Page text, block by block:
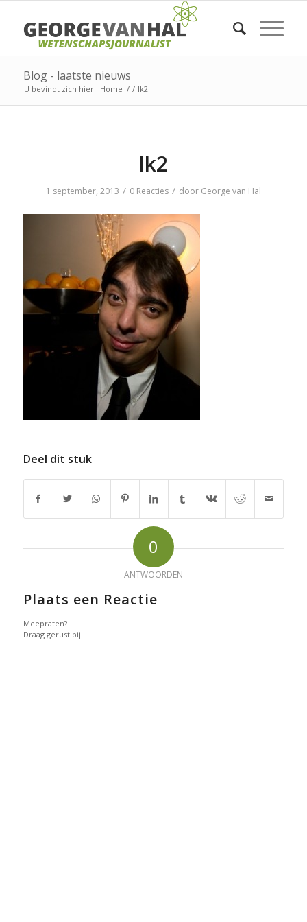
Blog - laatste nieuws
U bevindt zich hier: Home / / Ik2
Ik2
1 september, 2013 / 0 Reacties / door George van Hal
Deel dit stuk
0
ANTWOORDEN
Plaats een Reactie
Meepraten?
Draag gerust bij!